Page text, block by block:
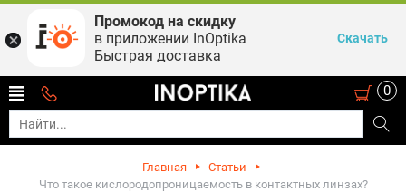
0
Главная
Статьи
Что такое кислородопроницаемость в контактных линзах?
Промокод на скидку
в приложении InOptika
Быстрая доставка
Скачать